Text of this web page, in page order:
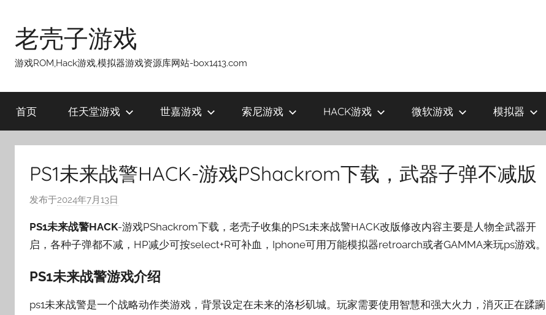
老壳子游戏
游戏ROM,Hack游戏,模拟器游戏资源库网站-box1413.com
首页 任天堂游戏 世嘉游戏 索尼游戏 HACK游戏 微软游戏 模拟器
PS1未来战警HACK-游戏PShackrom下载，武器子弹不减版
发布于2024年7月13日
:
老
子
PS1未来战警HACK-游戏PShackrom下载，老壳子收集的PS1未来战警HACK改版修改内容主要是人物全武器开
启，各种子弹都不减，HP减少可按select+R可补血，Iphone可用万能模拟器retroarch或者GAMMA来玩ps游戏。
PS1未来战警游戏介绍
ps1未来战警是一个战略动作类游戏，背景设定在未来的洛杉矶城。玩家需要使用智慧和强大火力，消灭正在蹂躏